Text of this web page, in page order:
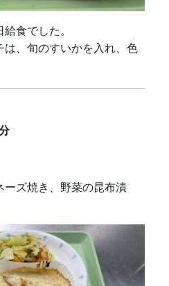
食でした。
は、旬のすいかを入れ、色
ーズ焼き、野菜の昆布漬